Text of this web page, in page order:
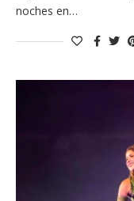
noches en…